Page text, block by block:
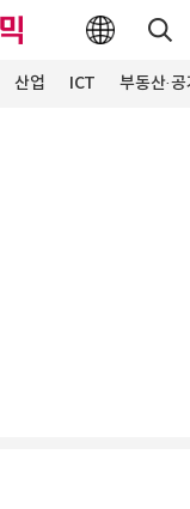
산업 ICT 부동산·